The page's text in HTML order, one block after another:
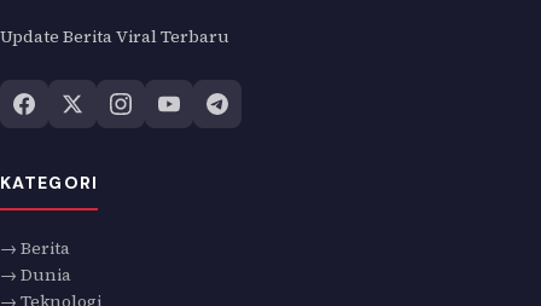
Update Berita Viral Terbaru
KATEGORI
→ Berita
→ Dunia